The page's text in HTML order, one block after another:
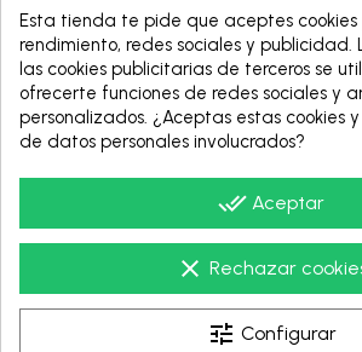
Esta tienda te pide que aceptes
rendimiento, redes sociales y publicidad.
las cookies publicitarias de terceros se
ofrecerte funciones de redes sociales y
personalizados. ¿Aceptas estas cookies
de datos personales involucrados?
done_all Aceptar
clear Rechazar
tune Configurar